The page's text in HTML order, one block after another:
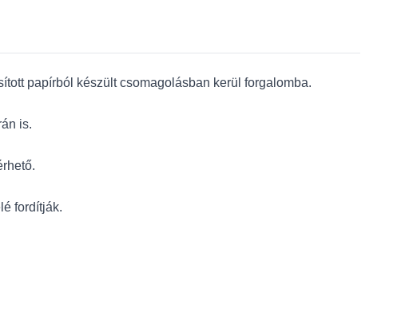
papírból készült csomagolásban kerül forgalomba.
is.
fordítják.